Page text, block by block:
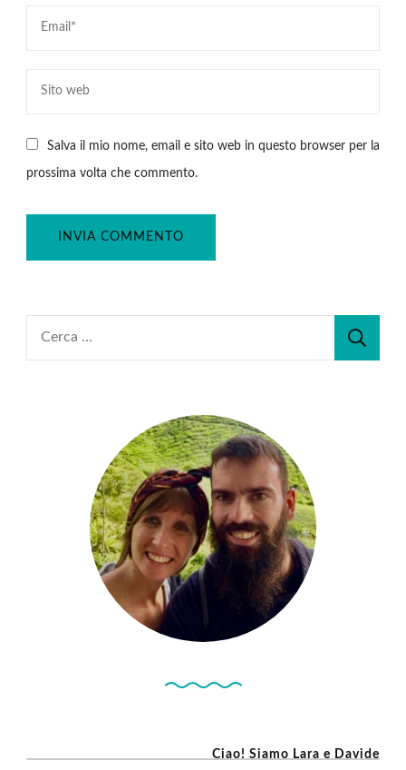
Salva il mio nome, email e sito web in questo browser per la
prossima volta che commento.
Ciao! Siamo Lara e Davide